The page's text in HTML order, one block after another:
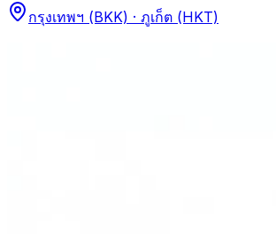
กรุงเทพฯ (BKK) · ภูเก็ต (HKT)